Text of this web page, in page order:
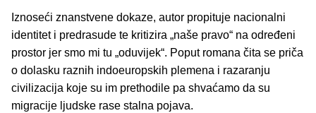
Iznoseći znanstvene dokaze, autor propituje nacionalni
identitet i predrasude te kritizira „naše pravo“ na određeni
prostor jer smo mi tu „oduvijek“. Poput romana čita se priča
o dolasku raznih indoeuropskih plemena i razaranju
civilizacija koje su im prethodile pa shvaćamo da su
migracije ljudske rase stalna pojava.